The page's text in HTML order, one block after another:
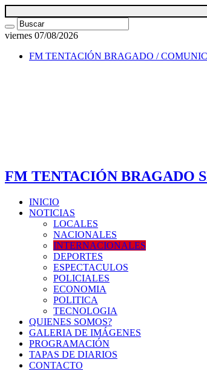
viernes 07/08/2026
FM TENTACIÓN BRAGADO /
FM TENTACIÓN BRAGADO
INICIO
NOTICIAS
LOCALES
NACIONALES
INTERNACIONALES
DEPORTES
ESPECTACULOS
POLICIALES
ECONOMIA
POLITICA
TECNOLOGIA
QUIENES SOMOS?
GALERIA DE IMÁGENES
PROGRAMACIÓN
TAPAS DE DIARIOS
CONTACTO